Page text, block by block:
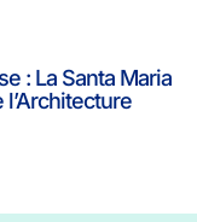
: La Santa Maria